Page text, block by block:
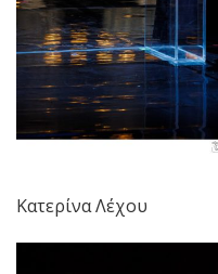
Κατερίνα Λέχου